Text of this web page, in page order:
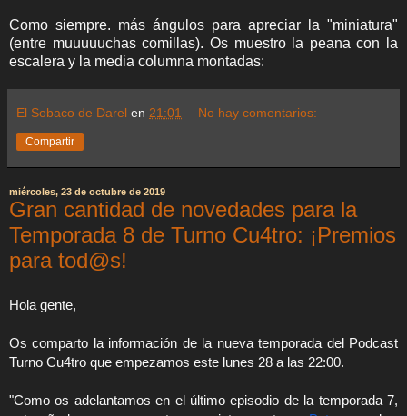
Como siempre. más ángulos para apreciar la "miniatura"
(entre muuuuuchas comillas). Os muestro la peana con la
escalera y la media columna montadas:
El Sobaco de Darel en 21:01 No hay comentarios:
Compartir
miércoles, 23 de octubre de 2019
Gran cantidad de novedades para la
Temporada 8 de Turno Cu4tro: ¡Premios
para tod@s!
Hola gente,
Os comparto la información de la nueva temporada del Podcast
Turno Cu4tro que empezamos este lunes 28 a las 22:00.
"Como os adelantamos en el último episodio de la temporada 7,